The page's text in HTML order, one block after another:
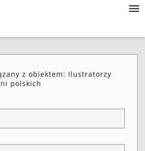
z obiektem: Ilustratorzy
polskich